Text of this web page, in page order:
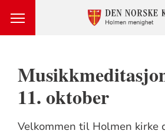
11. oktober
Velkommen til Holmen kirke